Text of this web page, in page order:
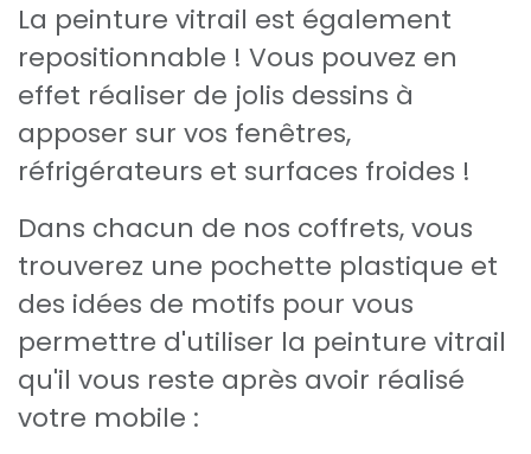
La peinture vitrail est également
repositionnable ! Vous pouvez en
effet réaliser de jolis dessins à
apposer sur vos fenêtres,
réfrigérateurs et surfaces froides !
Dans chacun de nos coffrets, vous
trouverez une pochette plastique et
des idées de motifs pour vous
permettre d'utiliser la peinture vitrail
qu'il vous reste après avoir réalisé
votre mobile :